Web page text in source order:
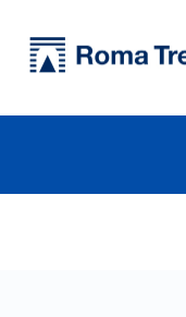
Prof. LUIGI CHIERCHIA - Università Roma Tre